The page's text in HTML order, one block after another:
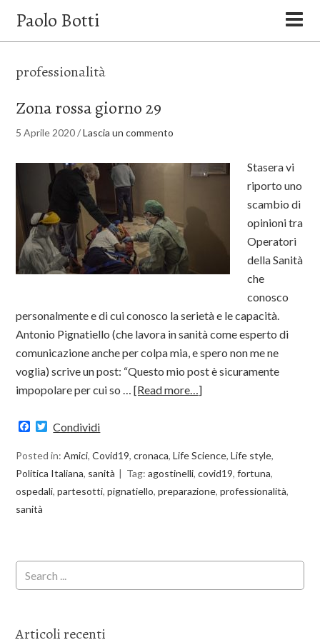
Paolo Botti
professionalità
Zona rossa giorno 29
5 Aprile 2020/Lascia un commento
Stasera vi
riporto uno
scambio di
opinioni tra
Operatori
della Sanità
che
conosco
personalmente e di cui conosco la serietà e le capacità.
Antonio Pignatiello (che lavora in sanità come esperto di
comunicazione anche per colpa mia, e spero non me ne
voglia) scrive un post: “Questo mio post è sicuramente
impopolare per cui so …[Read more…]
Facebook
Twitter
Condividi
Posted in:Amici,Covid19,cronaca,Life Science,Life style,
Politica Italiana, sanità Tag:agostinelli,covid19,fortuna,
ospedali,partesotti,pignatiello,preparazione,professionalità,
sanità
Articoli recenti